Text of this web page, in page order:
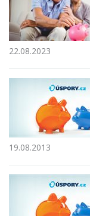
22.08.2023
19.08.2013